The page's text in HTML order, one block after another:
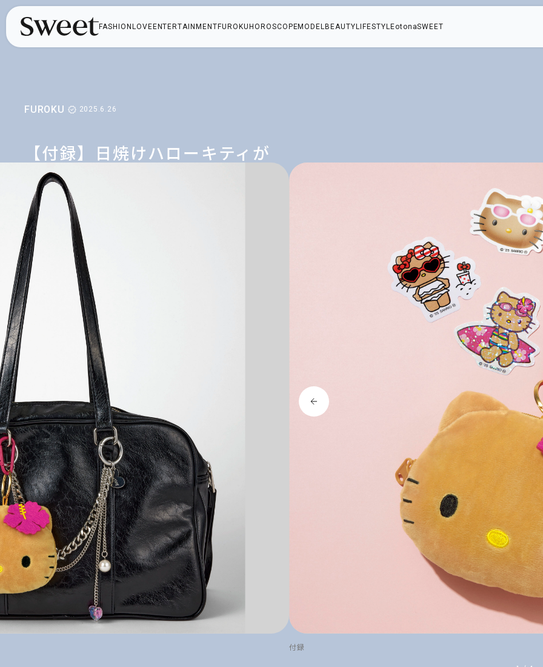
FASHION LOVE ENTERTAINMENT FUROKU HOROSCOPEMODEL BEAUTY LIFESTYLEotonaSWEET
FUROKU 2025.6.26
【付録】日焼けハローキティが
可愛すぎ♡ バッグやスマホに
もつけられる！ぬいぐるみポー
チ＆ステッカーセット【スウィ
ート8月号】
付録